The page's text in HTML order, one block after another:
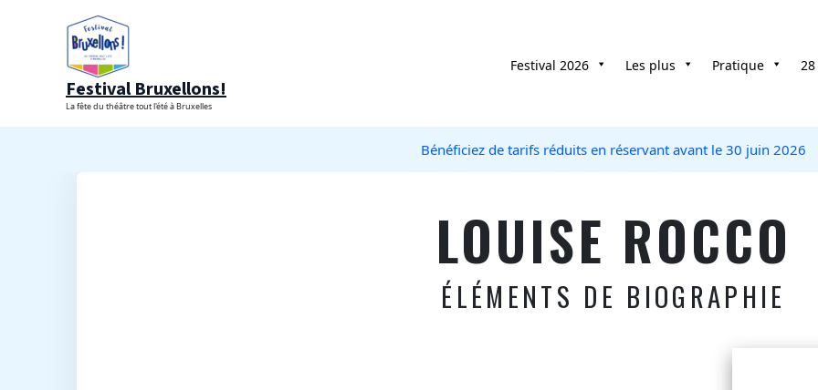
Festival Bruxellons!
La fête du théâtre tout l'été à Bruxelles
Festival 2026 Les plus Pratique
Bénéficiez de tarifs réduits en réservant avant le 30 juin 2026
LOUISE ROCCO
ÉLÉMENTS DE BIOGRAPHIE